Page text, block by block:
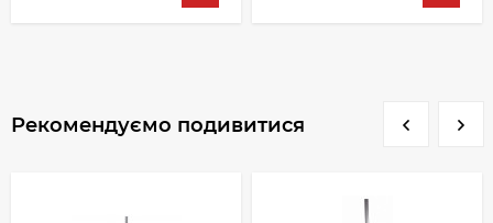
Рекомендуємо подивитися